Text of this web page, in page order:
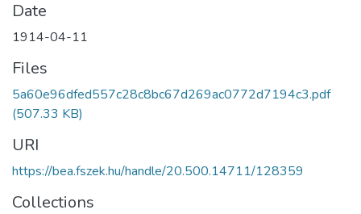
Date
1914-04-11
Files
5a60e96dfed557c28c8bc67d269ac0772d7194c3.pdf
(507.33 KB)
URI
https://bea.fszek.hu/handle/20.500.14711/128359
Collections